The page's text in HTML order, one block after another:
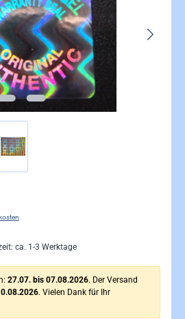
ca. 1-3 Werktage
27.07. bis 07.08.2026. Der Versand
. Vielen Dank für Ihr